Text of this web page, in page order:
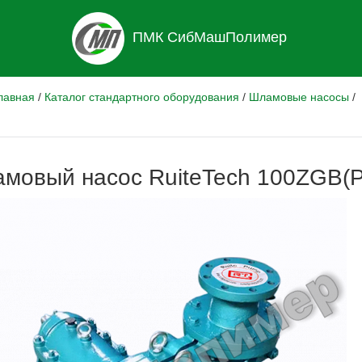
ПМК СибМашПолимер
/ Каталог стандартного оборудования / Шламовые насосы /
насос RuiteTech